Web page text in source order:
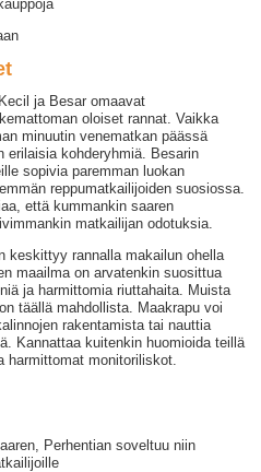
ja Besar omaavat
oloiset rannat. Vaikka
minuutin venematkan päässä
erilaisia kohderyhmiä. Besarin
sopivia paremman luokan
reppumatkailijoiden suosiossa.
että kummankin saaren
matkailijan odotuksia.
keskittyy rannalla makailun ohella
maailma on arvatenkin suosittua
ja harmittomia riuttahaita. Muista
täällä mahdollista. Maakrapu voi
rakentamista tai nauttia
Kannattaa kuitenkin huomioida teillä
harmittomat monitoriliskot.
Perhentian soveltuu niin